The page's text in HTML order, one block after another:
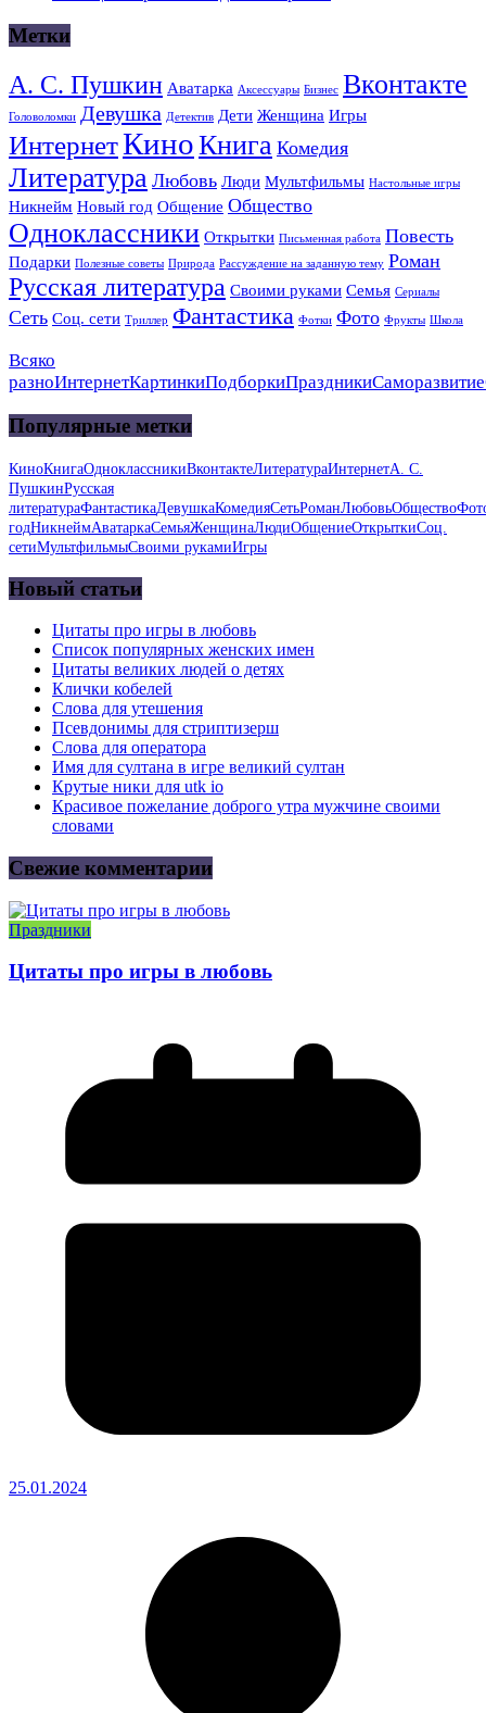
Метки
А. С. Пушкин Аватарка Аксессуары Бизнес Вконтакте
Головоломки Девушка Детектив Дети Женщина Игры
ИнтернетКиноКнига Комедия
Литература Любовь Люди Мультфильмы Настольные игры
Никнейм Новый год Общение Общество
Одноклассники Открытки Письменная работа Повесть
Подарки Полезные советы Природа Рассуждение на заданную тему Роман
Русская литература Своими руками Семья Сериалы
Сеть Соц. сети Триллер Фантастика Фотки Фото Фрукты Школа
Всяко
разноИнтернетКартинкиПодборкиПраздникиСаморазвитие
Популярные метки
КиноКнигаОдноклассникиВконтактеЛитератураИнтернетА. С.
ПушкинРусская
литератураФантастикаДевушкаКомедияСетьРоманЛюбовьОбщество
годНикнеймАватаркаСемьяЖенщинаЛюдиОбщениеОткрыткиСоц.
сетиМультфильмыСвоими рукамиИгры
Новый статьи
Цитаты про игры в любовь
Список популярных женских имен
Цитаты великих людей о детях
Клички кобелей
Слова для утешения
Псевдонимы для стриптизерш
Слова для оператора
Имя для султана в игре великий султан
Крутые ники для utk io
Красивое пожелание доброго утра мужчине своими
словами
Свежие комментарии
Праздники
Цитаты про игры в любовь
25.01.2024